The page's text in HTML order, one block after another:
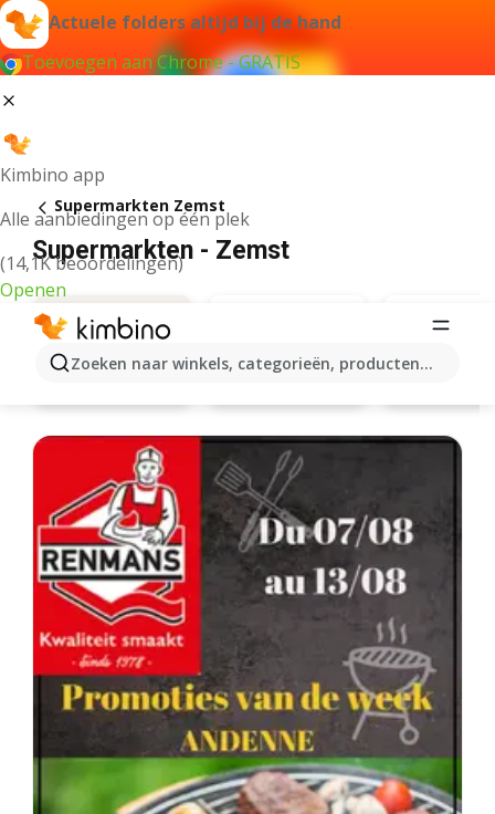
Actuele folders altijd bij de hand
Toevoegen aan Chrome - GRATIS
Kimbino app
Alle aanbiedingen op één plek
(14,1K beoordelingen)
Openen
Zoeken naar winkels, categorieën, producten...
Supermarkten Zemst
Supermarkten - Zemst
Aldi